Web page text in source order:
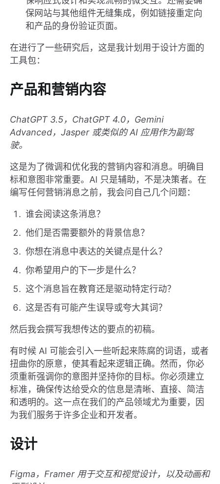
保网站与其他组件无缝集成，例如链接重定向
和产品的身份验证页面。
在进行了一些研究后，这是我计划用于设计方面的
工具包：
产品和营销内容
ChatGPT 3.5，ChatGPT 4.0，Gemini
Advanced，Jasper 或类似的 AI 应用作为副驾
驶。
这是为了微调和优化我的营销内容和消息。明确目
标和意图非常重要。AI 只是辅助，不是决策者。在
编写任何营销消息之前，我会问自己几个问题：
谁会阅读这条消息？
他们是否需要额外的背景信息？
你想在消息中表达的关键点是什么？
你希望用户的下一步是什么？
这个消息旨在教育还是驱动特定行动？
这是否有可能产生误导或夸大其词？
然后我会撰写我想传达的要点的初稿。
有时候 AI 可能会引入一些听起来陈腐的词语，或者
扭曲你的原意，使其看起来逻辑正确。然而，你必
须重新强调你的意图并坚持你的目标。你必须建立
标准，确保传达给受众的信息是清晰、直接、简洁
和透明的。这一点在我们的产品领域尤为重要，因
为我们服务于许多企业和开发者。
设计
Figma，Framer 用于交互和视觉设计，以及动画和